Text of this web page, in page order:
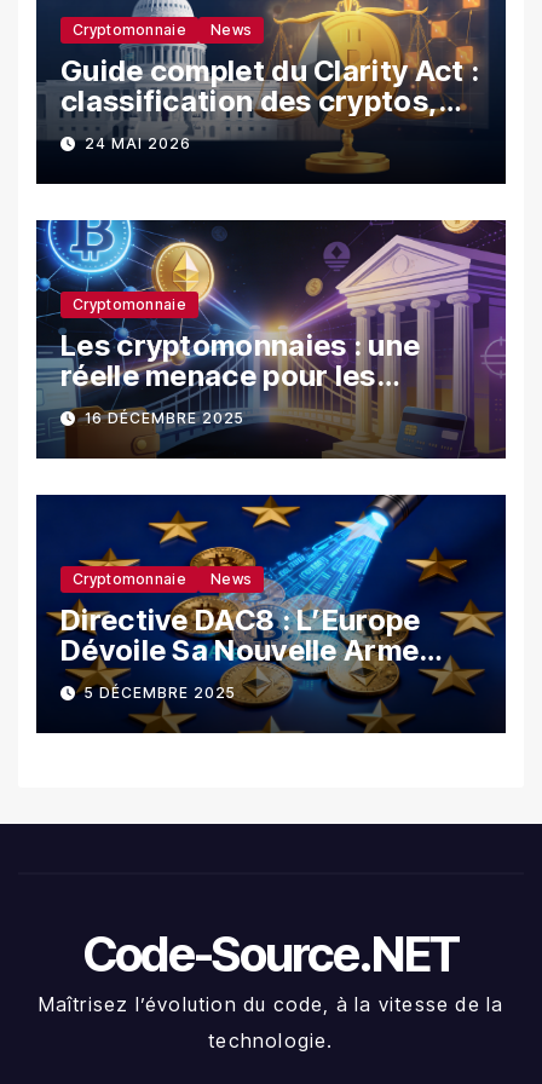
Cryptomonnaie News
Guide complet du Clarity Act :
classification des cryptos,
SEC vs CFTC, et impacts sur
les investisseurs
24 MAI 2026
Cryptomonnaie
Les cryptomonnaies : une
réelle menace pour les
banques ?
16 DÉCEMBRE 2025
Cryptomonnaie News
Directive DAC8 : L’Europe
Dévoile Sa Nouvelle Arme
Contre La Fraude Fiscale
Crypto
5 DÉCEMBRE 2025
Code-Source.NET
Maîtrisez l’évolution du code, à la vitesse de la
technologie.